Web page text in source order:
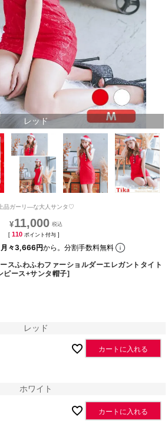
レッド
上品ガーリ―な大人サンタ♡
¥11,000
[ 110 ポイント付与 ]
月々3,666円から。分割手数料無料
スふわふわファーショルダーエレガントタイト
ピース+サンタ帽子]
レッド
カートに入れる
ホワイト
カートに入れる